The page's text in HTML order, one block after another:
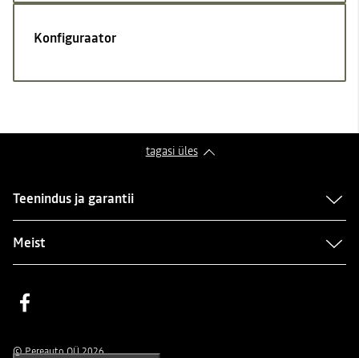
Konfiguraator
tagasi üles
Teenindus ja garantii
Meist
© Pereauto OÜ 2026